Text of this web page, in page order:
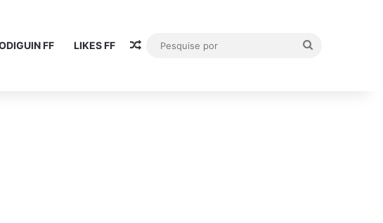
FF LIKES FF Publicación al azar